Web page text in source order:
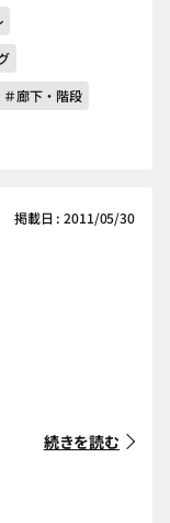
＃廊下・階段
掲載日 : 2011/05/30
続きを読む